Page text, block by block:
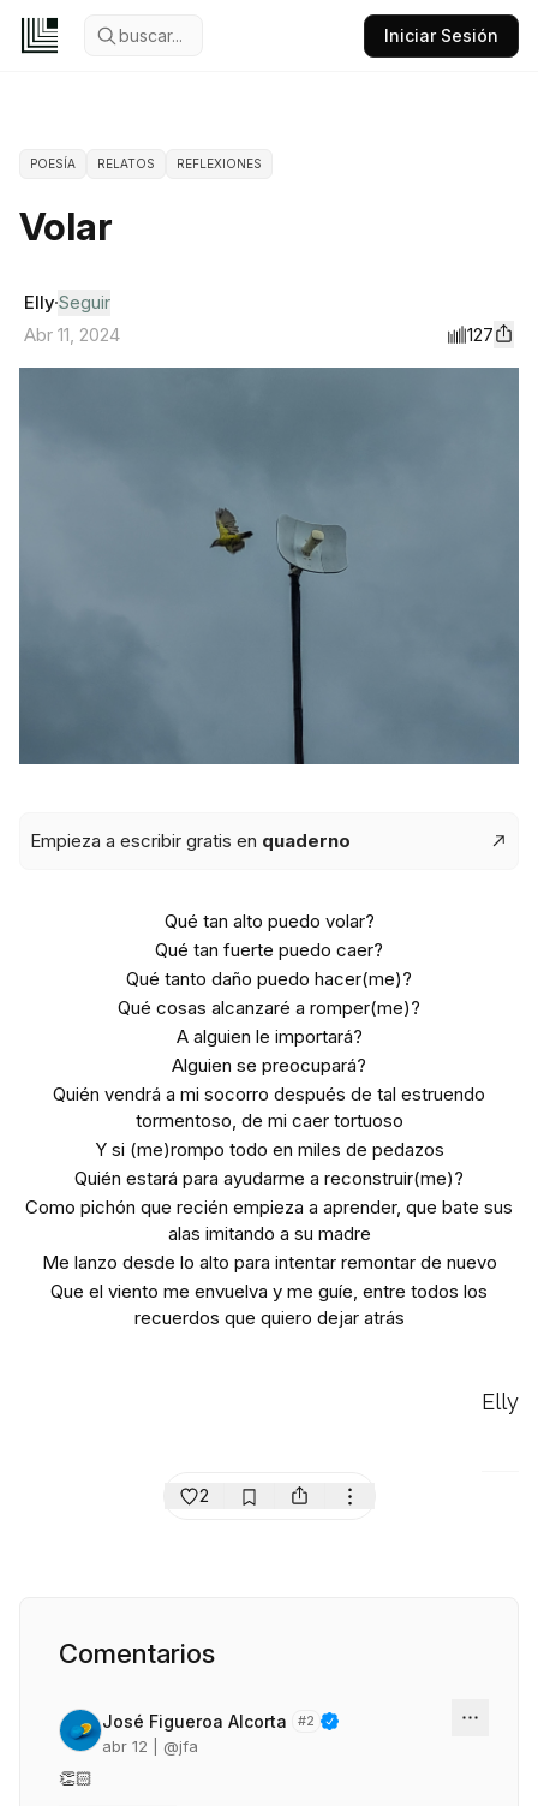
buscar... Iniciar Sesión
POESÍA RELATOS REFLEXIONES
Volar
Elly Seguir
Abr 11, 2024
127
Empieza a escribir gratis en quaderno
Qué tan alto puedo volar?
Qué tan fuerte puedo caer?
Qué tanto daño puedo hacer(me)?
Qué cosas alcanzaré a romper(me)?
A alguien le importará?
Alguien se preocupará?
Quién vendrá a mi socorro después de tal estruendo
tormentoso, de mi caer tortuoso
Y si (me)rompo todo en miles de pedazos
Quién estará para ayudarme a reconstruir(me)?
Como pichón que recién empieza a aprender, que bate sus
alas imitando a su madre
Me lanzo desde lo alto para intentar remontar de nuevo
Que el viento me envuelva y me guíe, entre todos los
recuerdos que quiero dejar atrás
Elly
2
Comentarios
José Figueroa Alcorta #2
abr 12 | @jfa
👏🏻